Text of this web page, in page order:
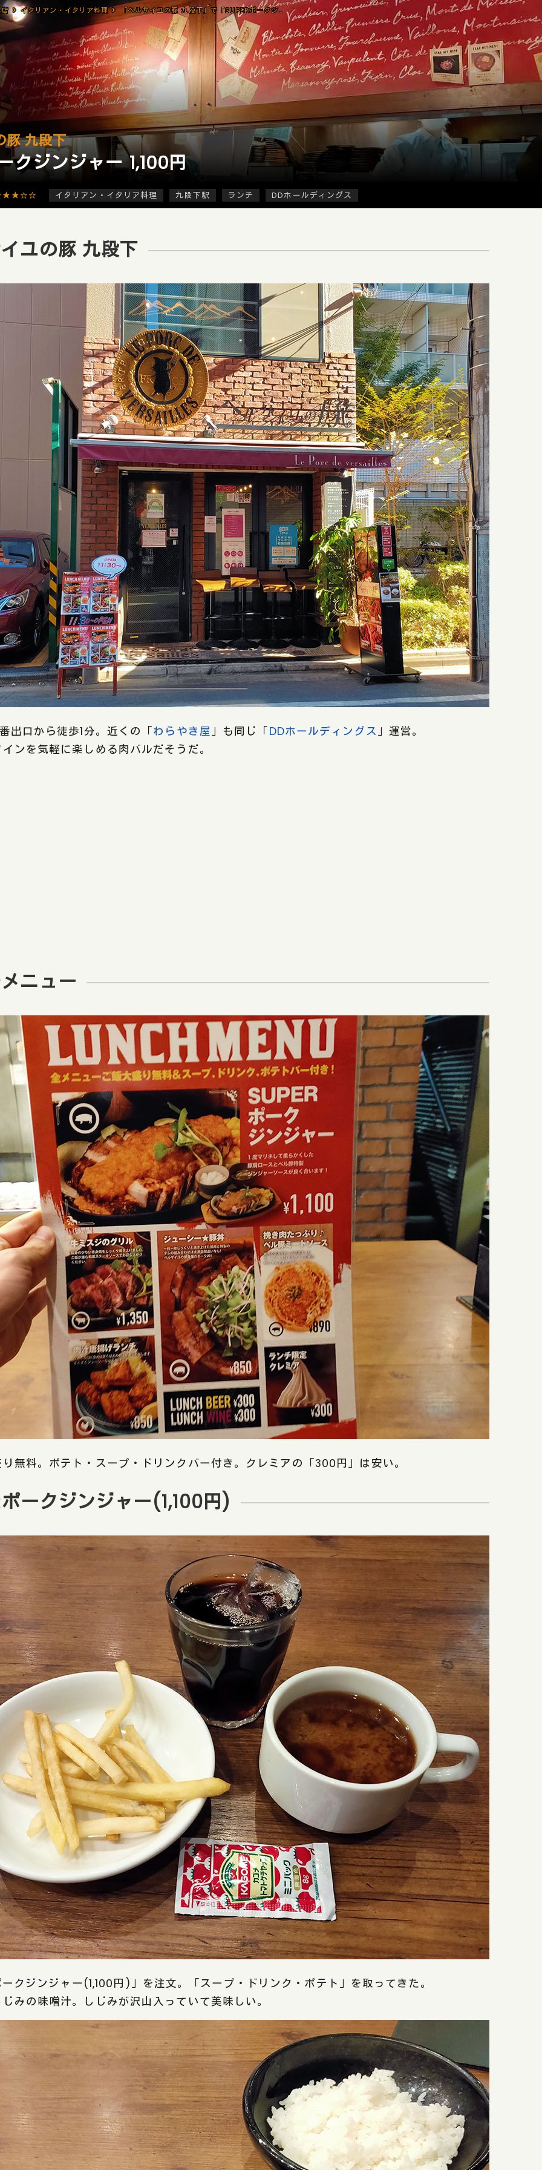
イタリアン・イタリア料理 「ベルサイユの豚 九段下」で「SUPERポークジンジャー(1,100円)」のランチ
豚 九段下
クジンジャー 1,100円
イタリアン・イタリア料理 九段下駅 ランチ DDホールディングス
ユの豚 九段下
出口から徒歩1分。近くの「わらやき屋」も同じ「DDホールディングス」運営。
ンを気軽に楽しめる肉バルだそうだ。
ニュー
無料。ポテト・スープ・ドリンクバー付き。クレミアの「300円」は安い。
ポークジンジャー(1,100円)
ークジンジャー(1,100円)」を注文。「スープ・ドリンク・ポテト」を取ってきた。
みの味噌汁。しじみが沢山入っていて美味しい。